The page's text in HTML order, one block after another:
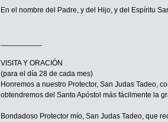
En el nombre del Padre, y del Hijo, y del Espíritu
VISITA Y ORACIÓN
(para el día 28 de cada mes)
Honremos a nuestro Protector, San Judas Tadeo,
obtendremos del Santo Apóstol más fácilmente la
Bondadoso Protector mío, San Judas Tadeo, que